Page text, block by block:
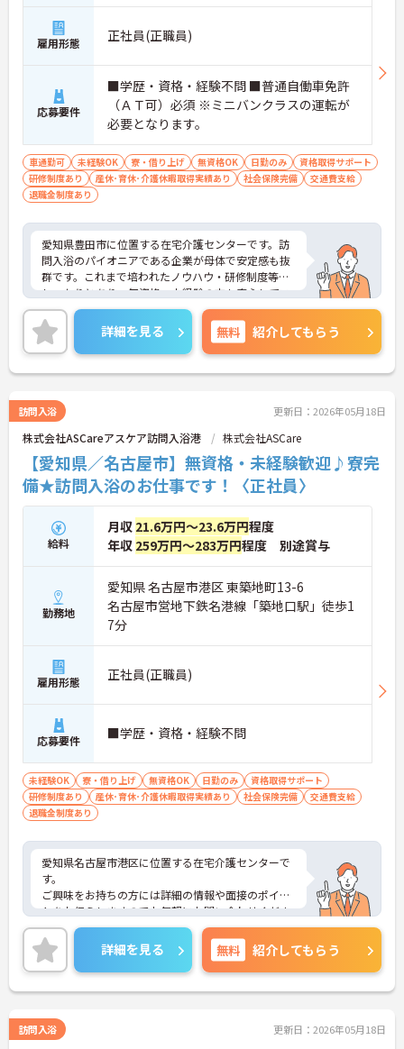
雇用形態 正社員(正職員)
応募要件
■学歴・資格・経験不問 ■普通自働車免許
（ＡＴ可）必須 ※ミニバンクラスの運転が
必要となります。
車通勤可 未経験OK 寮・借り上げ 無資格OK 日勤のみ
資格取得サポート
研修制度あり
産休･育休･介護休暇取得実績あり 社会保険完備
交通費支給
退職金制度あり
愛知県豊田市に位置する在宅介護センターです。訪
問入浴のパイオニアである企業が母体で安定感も抜
群です。これまで培われたノウハウ・研修制度等も
しっかりとあり、無資格・未経験の方も安心してス
タートいただけます。他福利厚生等の待遇面も魅力
です。
ご興味をお持ちの方には詳細の情報や面接のポイン
トをお伝えしますのでお気軽にお問い合わせくださ
いませ。
詳細を見る 無料 紹介してもらう
訪問入浴 更新日：2026年05月18日
株式会社ASCareアスケア訪問入浴港 株式会社ASCare
【愛知県／名古屋市】無資格・未経験歓迎♪寮完
備★訪問入浴のお仕事です！〈正社員〉
給料
月収 21.6万円～23.6万円程度
年収 259万円～283万円程度 別途賞与
勤務地
愛知県 名古屋市港区 東築地町13-6
名古屋市営地下鉄名港線「築地口駅」徒歩1
7分
雇用形態 正社員(正職員)
応募要件 ■学歴・資格・経験不問
未経験OK 寮・借り上げ 無資格OK 日勤のみ
資格取得サポート
研修制度あり
産休･育休･介護休暇取得実績あり 社会保険完備
交通費支給
退職金制度あり
愛知県名古屋市港区に位置する在宅介護センターで
す。
ご興味をお持ちの方には詳細の情報や面接のポイン
トをお伝えしますのでお気軽にお問い合わせくださ
いませ。
詳細を見る 無料 紹介してもらう
訪問入浴 更新日：2026年05月18日